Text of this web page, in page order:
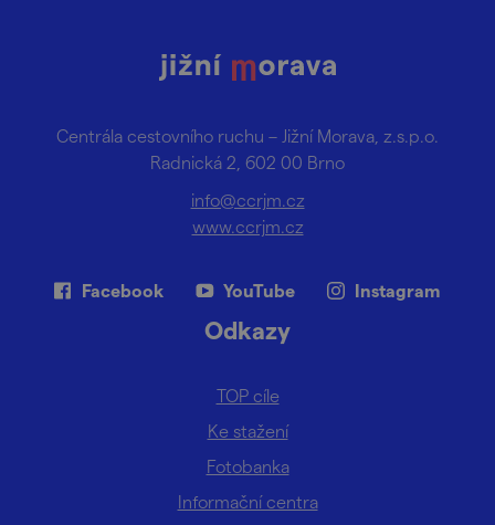
Centrála cestovního ruchu – Jižní Morava, z.s.p.o.
Radnická 2, 602 00 Brno
info@ccrjm.cz
www.ccrjm.cz
Facebook YouTube Instagram
Odkazy
TOP cíle
Ke stažení
Fotobanka
Informační centra